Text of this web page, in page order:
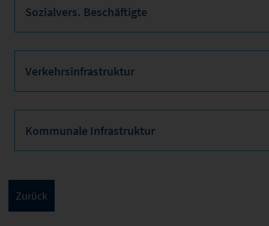
Sozialvers. Beschäftigte
Verkehrsinfrastruktur
Kommunale Infrastruktur